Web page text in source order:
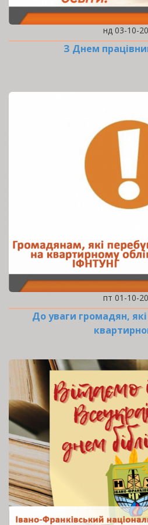
нд 03-10-
З Днем
пт 01-10-
До уваги громадян,